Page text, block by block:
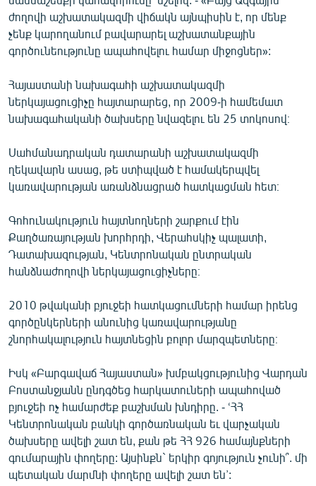
ժողովի աշխատակազմի վիճակն այնպիսին է, որ մենք
չենք կարողանում բավարարել աշխատանքային
գործունեությունը ապահովելու համար միջոցներ»:
Հայաստանի նախագահի աշխատակազմի
ներկայացուցիչը հայտարարեց, որ 2009-ի համեմատ
նախագահականի ծախսերը նվազելու են 25 տոկոսով։
Սահմանադրական դատարանի աշխատակազմի
ղեկավարն ասաց, թե ստիպված է համակերպվել
կառավարության առանձնացրած հատկացման հետ։
Գոհունակություն հայտնողների շարքում էին
Քաղծառայության խորհրդի, Վերահսկիչ պալատի,
Դատախազության, Կենտրոնական ընտրական
հանձնաժողովի ներկայացուցիչները։
2010 թվականի բյուջեի հատկացումների համար իրենց
գործընկերների անունից կառավարությանը
շնորհակալություն հայտնեցին բոլոր մարզպետները։
Իսկ «Բարգավաճ Հայաստան» խմբակցությունից Վարդան
Բոստանջյանն ընդգծեց հարկատուների ապահոված
բյուջեի ոչ համարժեք բաշխման խնդիրը. - ՙՀՀ
Կենտրոնական բանկի գործառնական եւ վարչական
ծախսերը ավելի շատ են, քան թե ՀՀ 926 համայնքների
գումարային փողերը: Այսինքն` երկիր գոյություն չունի՞. մի
պետական մարմնի փողերը ավելի շատ են՚: